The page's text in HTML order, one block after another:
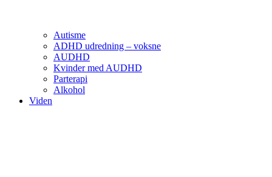
Autisme
ADHD udredning – voksne
AUDHD
Kvinder med AUDHD
Parterapi
Alkohol
Viden